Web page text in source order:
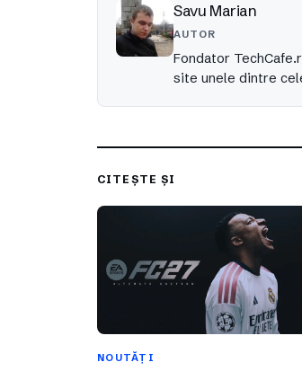
Savu Marian
AUTOR
Fondator
site unele dintre
CITEȘTE ȘI
NOUTĂȚI